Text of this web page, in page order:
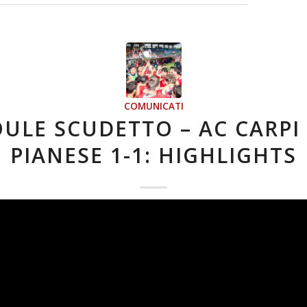
COMUNICATI
SCUDETTO – AC CARPI
PIANESE 1-1: HIGHLIGHTS